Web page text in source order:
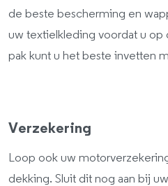
de beste bescherming en
uw textielkleding voordat u op
pak kunt u het beste invetten
Verzekering
Loop ook uw
dekking. Sluit dit nog aan bij